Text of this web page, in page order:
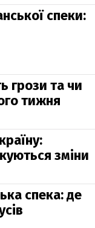
спеки:
грози та чи
тижня
зміни
спека: де